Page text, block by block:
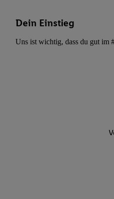
Dein Einstieg
Uns ist wichtig, dass du gut im